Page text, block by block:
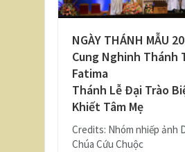
NGÀY THÁNH MẪU
Cung Nghinh Thánh
Fatima
Thánh Lễ Đại Trào
Khiết Tâm Mẹ
Credits: Nhóm nhiếp ảnh
Chúa Cứu Chuộc